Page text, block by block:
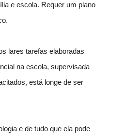
e escola. Requer um plano
lares tarefas elaboradas
na escola, supervisada
está longe de ser
e de tudo que ela pode